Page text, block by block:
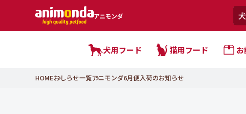
アニモンダ
犬用フード 猫用フード
HOMEおしらせ一覧アニモンダ6月便入荷のお知らせ